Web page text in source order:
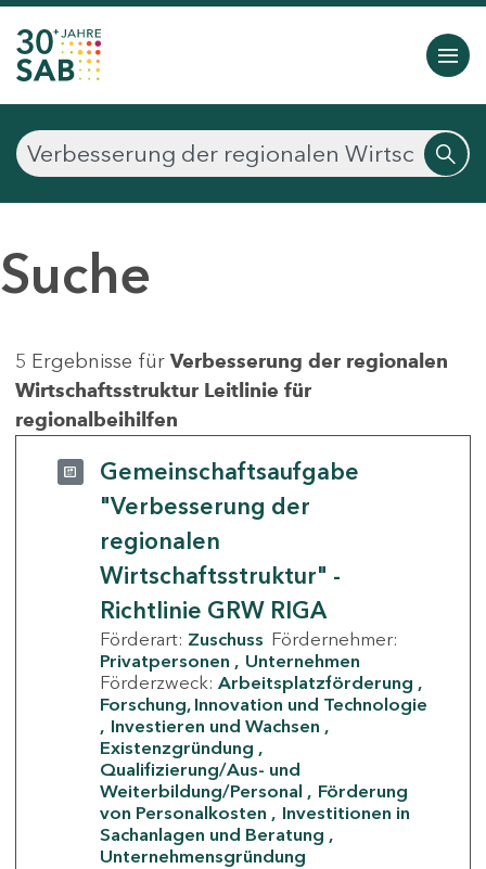
Suche
5 Ergebnisse für Verbesserung der regionalen
Wirtschaftsstruktur Leitlinie für
regionalbeihilfen
Gemeinschaftsaufgabe
"Verbesserung der
regionalen
Wirtschaftsstruktur" -
Richtlinie GRW RIGA
Förderart: Zuschuss Fördernehmer:
Privatpersonen
Unternehmen
Förderzweck: Arbeitsplatzförderung
Forschung, Innovation und Technologie
Investieren und Wachsen
Existenzgründung
Qualifizierung/Aus- und
Weiterbildung/Personal
Förderung
von Personalkosten
Investitionen in
Sachanlagen und Beratung
Unternehmensgründung